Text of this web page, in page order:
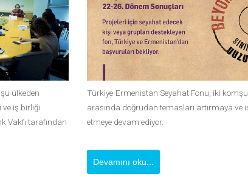
ülkeden
ve iş birliği
Vakfı tarafından
Türkiye-Ermenistan Seyahat Fonu, iki
arasında doğrudan temasları artırmaya ve
etmeye devam ediyor.
Devamını oku...